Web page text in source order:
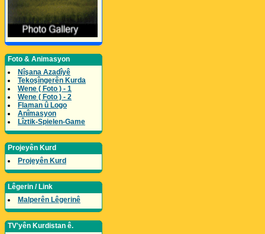
Foto & Animasyon
Nîşana Azadîyê
Tekoşîngerên Kurda
Wene ( Foto ) - 1
Wene ( Foto ) - 2
Flaman û Logo
Anîmasyon
Lîztik-Spielen-Game
Projeyên Kurd
Projeyên Kurd
Lêgerin / Link
Malperên Lêgerinê
TV'yên Kurdistan ê.